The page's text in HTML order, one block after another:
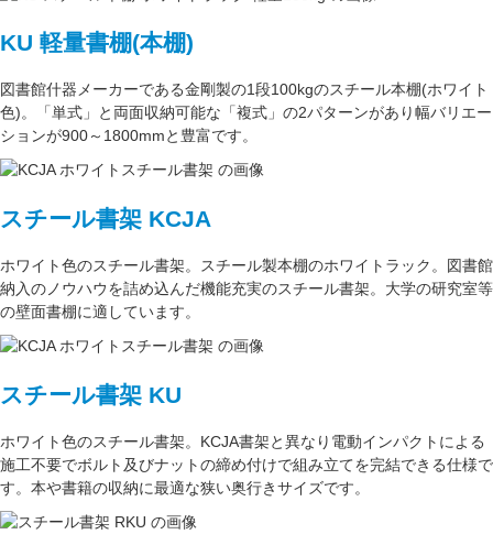
KU 軽量書棚(本棚)
図書館什器メーカーである金剛製の1段100kgのスチール本棚(ホワイト
色)。
「単式」 と両面収納可能な 「複式」 の2パターンがあり幅バリエー
ションが900～1800mmと豊富です。
スチール書架 KCJA
ホワイト色のスチール書架。スチール製本棚のホワイトラック 。図書館
納入のノウハウを詰め込んだ機能充実のスチール書架。 大学の研究室等
の壁面書棚に適しています。
スチール書架 KU
ホワイト色のスチール書架。KCJA書架と異なり電動インパクトによる
施工不要でボルト及びナットの締め付けで組み立てを完結できる仕様で
す。本や書籍の収納に最適な狭い奥行きサイズです。